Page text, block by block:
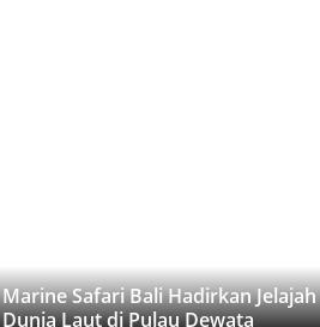
Marine Safari Bali Hadirkan Jelajah
Dunia Laut di Pulau Dewata